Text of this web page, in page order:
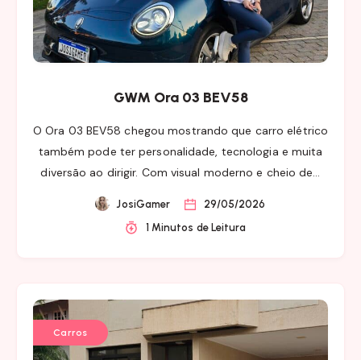
GWM Ora 03 BEV58
O Ora 03 BEV58 chegou mostrando que carro elétrico
também pode ter personalidade, tecnologia e muita
diversão ao dirigir. Com visual moderno e cheio de…
JosiGamer
29/05/2026
1 Minutos de Leitura
Carros